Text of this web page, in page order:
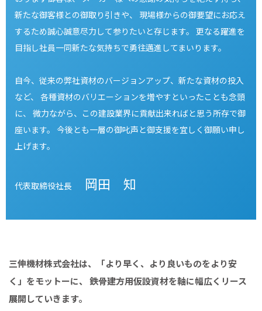
新たな御客様との御取り引きや、
現場様からの御要望にお応え
するため誠心誠意尽力して参りたいと存じます。 更なる躍進を
目指し社員一同新たな気持ちで勇往邁進してまいります。
自今、従来の弊社資材のバージョンアップ、新たな資材の投入
など、
各種資材のバリエーションを増やすといったことも念頭
に、
微力ながら、この建設業界に貢献出来ればと思う所存で御
座います。 今後とも一層の御叱声と御支援を宜しく御願い申し
上げます。
代表取締役社長 岡田 知
三伸機材株式会社は、「より早く、より良いものをより安
く」をモットーに、
鉄骨建方用仮設資材を軸に幅広くリース
展開していきます。